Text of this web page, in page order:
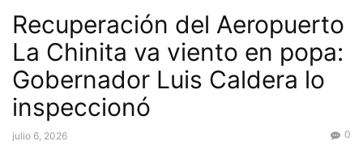
Recuperación del Aeropuerto
La Chinita va viento en popa:
Gobernador Luis Caldera lo
inspeccionó
julio 6, 2026 0